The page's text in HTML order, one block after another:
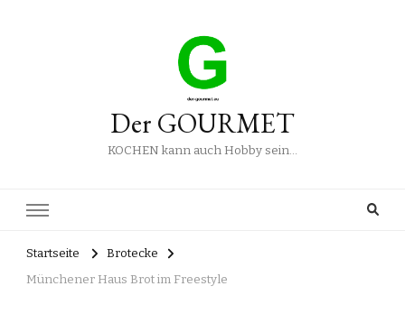
Der GOURMET
KOCHEN kann auch Hobby sein…
Startseite
Brotecke
Münchener Haus Brot im Freestyle